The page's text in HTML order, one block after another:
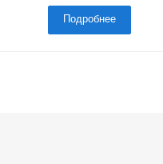
Подробнее